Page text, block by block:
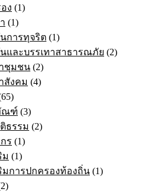
ง (1)
(1)
การทุจริต (1)
และบรรเทาสาธารณภัย (2)
ชุมชน (2)
สังคม (4)
ณฑ์ (3)
ธรรม (2)
ร (1)
ม (1)
มการปกครองท้องถิ่น (1)